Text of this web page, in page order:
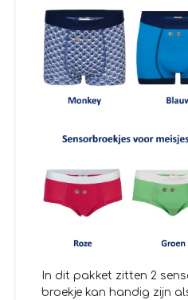
In dit pakket zitten 2
broekje kan handig zijn